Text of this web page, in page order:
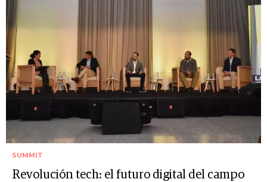
SUMMIT
Revolución tech: el futuro digital del campo